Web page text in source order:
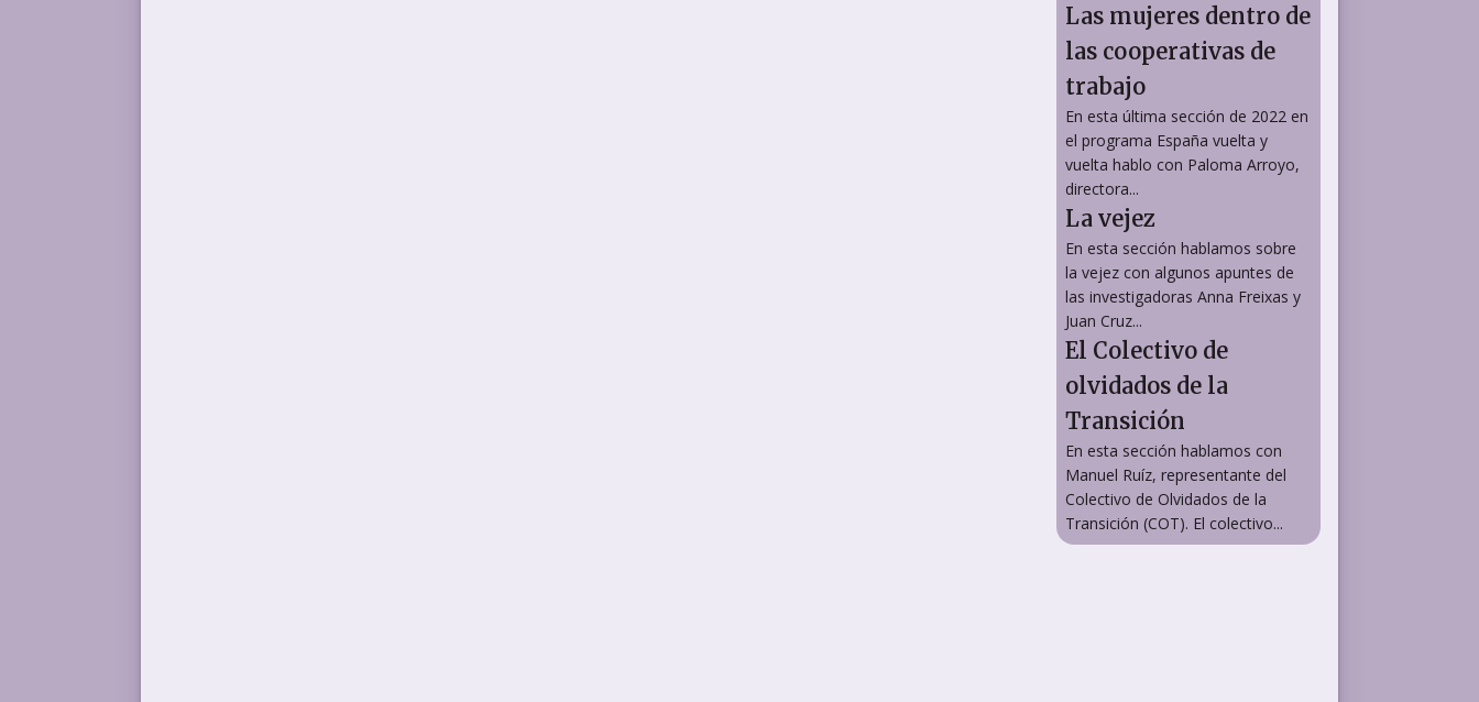
Las mujeres dentro de
las cooperativas de
trabajo
En esta última sección de 2022 en
el programa España vuelta y
vuelta hablo con Paloma Arroyo,
directora...
La vejez
En esta sección hablamos sobre
la vejez con algunos apuntes de
las investigadoras Anna Freixas y
Juan Cruz...
El Colectivo de
olvidados de la
Transición
En esta sección hablamos con
Manuel Ruíz, representante del
Colectivo de Olvidados de la
Transición (COT). El colectivo...